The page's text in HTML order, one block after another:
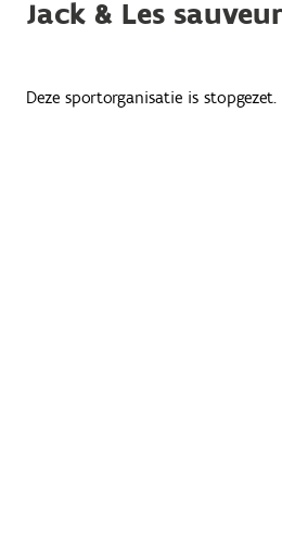
Jack & Les
Deze sportorganisatie is stopgezet.